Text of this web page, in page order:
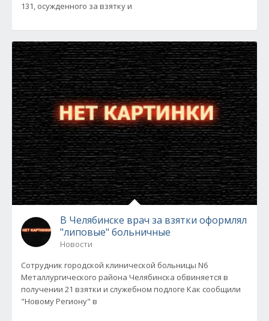
131, осужденного за взятку и
В Челябинске врач за взятки оформлял
"липовые" больничные
Новости
Сотрудник городской клинической больницы N6
Металлургического района Челябинска обвиняется в
получении 21 взятки и служебном подлоге Как сообщили
"Новому Региону" в